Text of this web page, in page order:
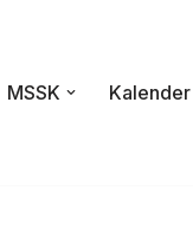
MSSK Kalender